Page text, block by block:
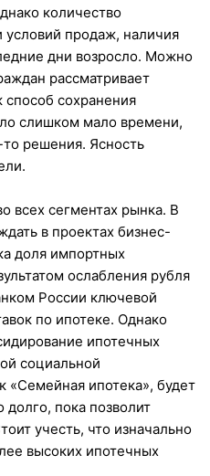
количество
продаж, наличия
дни возросло. Можно
рассматривает
сохранения
слишком мало времени,
решения. Ясность
всех сегментах рынка. В
в проектах бизнес-
доля импортных
ослабления рубля
России ключевой
по ипотеке. Однако
ипотечных
социальной
«Семейная ипотека», будет
пока позволит
учесть, что изначально
высоких ипотечных